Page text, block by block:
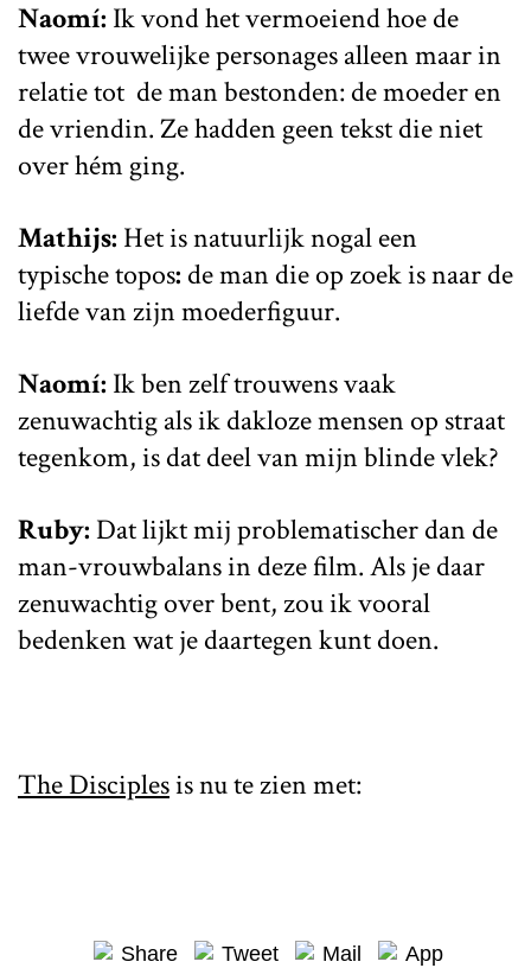
Naomí: Ik vond het vermoeiend hoe de
twee vrouwelijke personages alleen maar in
relatie tot de man bestonden: de moeder en
de vriendin. Ze hadden geen tekst die niet
over hém ging.
Mathijs: Het is natuurlijk nogal een
typische topos: de man die op zoek is naar de
liefde van zijn moederfiguur.
Naomí: Ik ben zelf trouwens vaak
zenuwachtig als ik dakloze mensen op straat
tegenkom, is dat deel van mijn blinde vlek?
Ruby: Dat lijkt mij problematischer dan de
man-vrouwbalans in deze film. Als je daar
zenuwachtig over bent, zou ik vooral
bedenken wat je daartegen kunt doen.
The Disciplesis nu te zien met:
Share Tweet Mail App